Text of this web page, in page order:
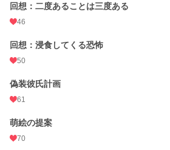
回想：二度あることは三度ある
46
回想：浸食してくる恐怖
50
偽装彼氏計画
61
萌絵の提案
70